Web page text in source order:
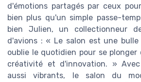
d'émotions partagés par ceux
bien plus qu'un simple passe-
bien Julien, un collectionneur
d'avions : « Le salon est une
oublie le quotidien pour se plonger
créativité et d'innovation. »
aussi vibrants, le salon du